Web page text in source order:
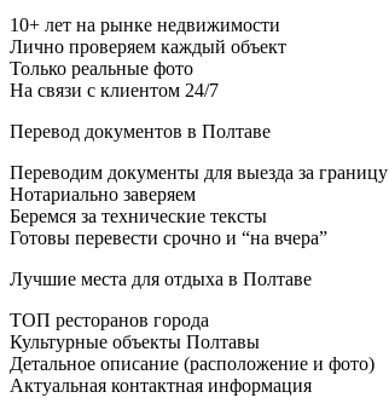
10+ лет на рынке недвижимости
Лично проверяем каждый объект
Только реальные фото
На связи с клиентом 24/7
Перевод документов в Полтаве
Переводим документы для выезда за границу
Нотариально заверяем
Беремся за технические тексты
Готовы перевести срочно и “на вчера”
Лучшие места для отдыха в Полтаве
ТОП ресторанов города
Культурные объекты Полтавы
Детальное описание (расположение и фото)
Актуальная контактная информация